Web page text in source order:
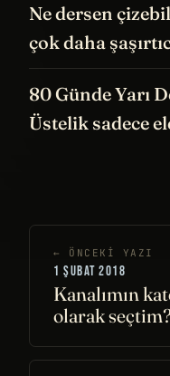
Ne dersen
çok daha
80 Günde Yarı
Üstelik sadece
← ÖNCEKI YAZI
1 ŞUBAT 2018
Kanalımın
olarak